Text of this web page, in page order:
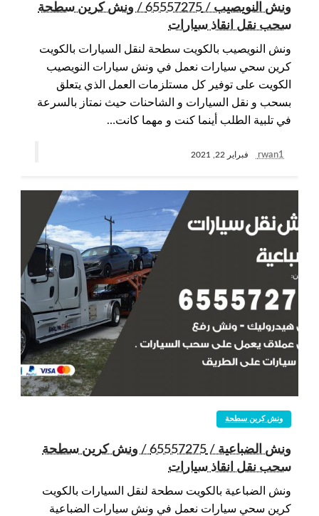
ونش النويصيب / 65557275 / ونش كرين سطحة
سحب نقل انقاذ سيارات
ونش النويصيب بالكويت سطحة لنقل السيارات بالكويت
كرين سحي سيارات نعمل في ونش سيارات النويصيب
الكويت على توفير كل مستلزمات العمل الذي يتعلق
بسحب و نقل السيارات و الشاحنات حيث نمتاز بالسرعة
في تلبية الطلب أينما كنت و مهما كانت…
rwan1 فبراير 22, 2021
ونش كرين سطحة
ونش الضباعية / 65557275 / ونش كرين سطحة
سحب نقل انقاذ سيارات
ونش الضباعية بالكويت سطحة لنقل السيارات بالكويت
كرين سحي سيارات نعمل في ونش سيارات الضباعية